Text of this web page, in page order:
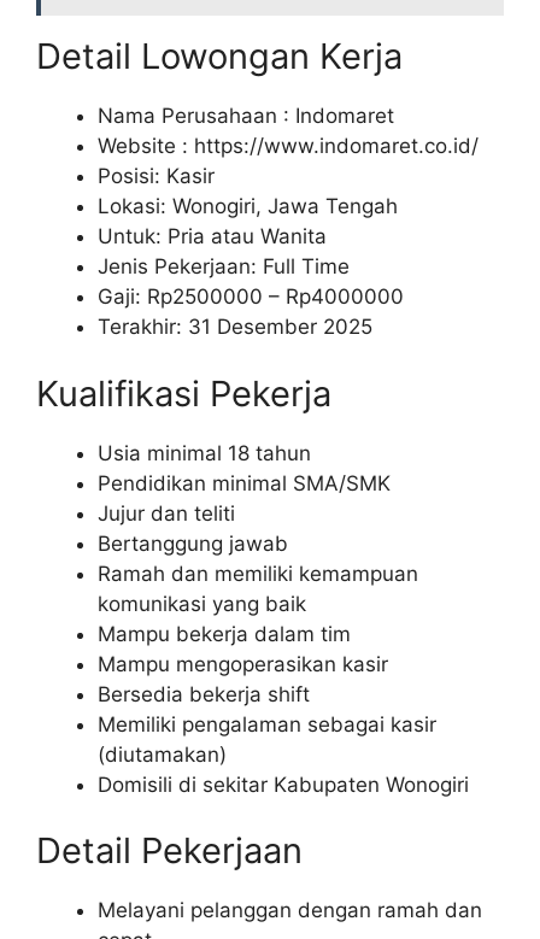
Detail Lowongan Kerja
Nama Perusahaan : Indomaret
Website : https://www.indomaret.co.id/
Posisi: Kasir
Lokasi: Wonogiri, Jawa Tengah
Untuk: Pria atau Wanita
Jenis Pekerjaan: Full Time
Gaji: Rp2500000 – Rp4000000
Terakhir: 31 Desember 2025
Kualifikasi Pekerja
Usia minimal 18 tahun
Pendidikan minimal SMA/SMK
Jujur dan teliti
Bertanggung jawab
Ramah dan memiliki kemampuan
komunikasi yang baik
Mampu bekerja dalam tim
Mampu mengoperasikan kasir
Bersedia bekerja shift
Memiliki pengalaman sebagai kasir
(diutamakan)
Domisili di sekitar Kabupaten Wonogiri
Detail Pekerjaan
Melayani pelanggan dengan ramah dan